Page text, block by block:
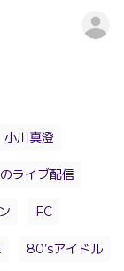
小川真澄
ライブ配信
FC
80’sアイドル